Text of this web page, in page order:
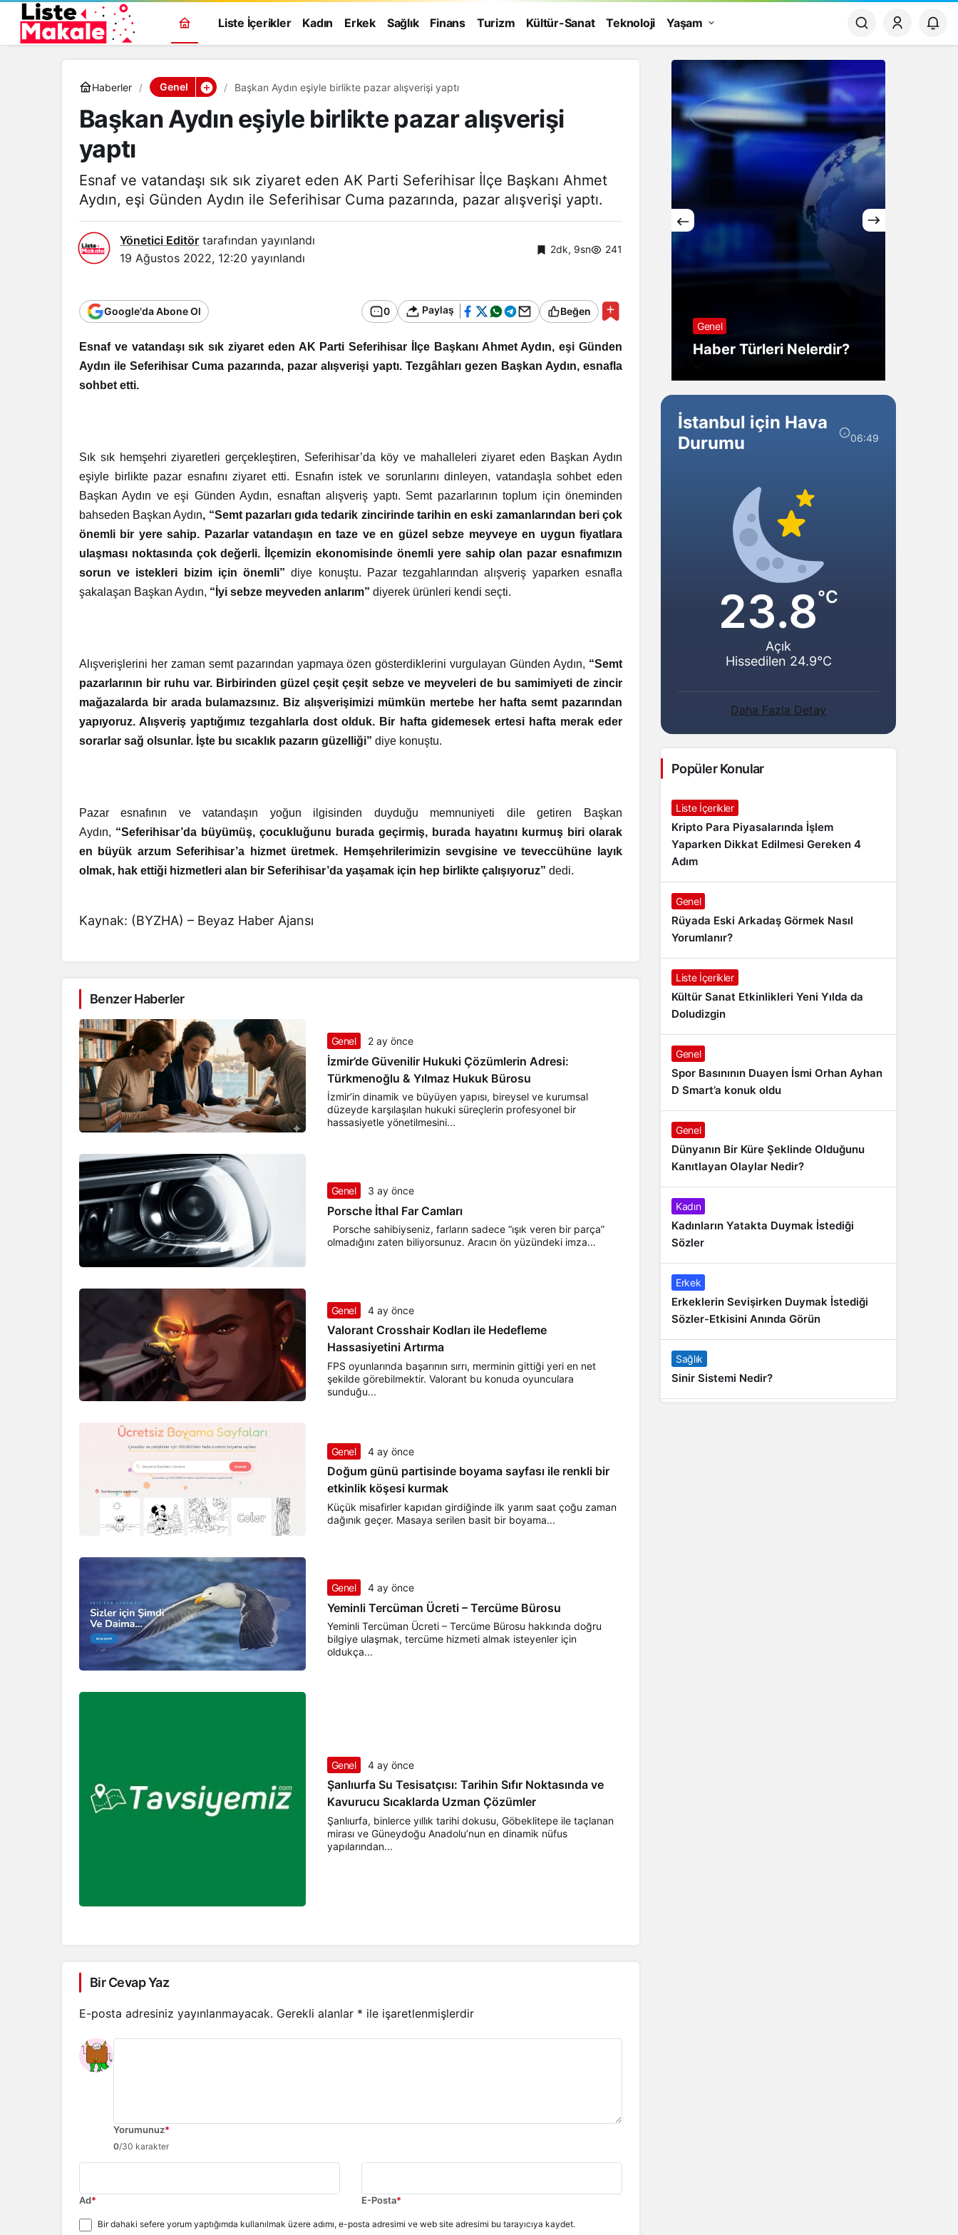
Liste İçerikler Kadın Erkek Sağlık Finans Turizm Kültür-Sanat Teknoloji Yaşam
Haberler Genel Başkan Aydın eşiyle birlikte pazar alışverişi yaptı
Başkan Aydın eşiyle birlikte pazar alışverişi
yaptı
Esnaf ve vatandaşı sık sık ziyaret eden AK Parti Seferihisar İlçe Başkanı Ahmet
Aydın, eşi Günden Aydın ile Seferihisar Cuma pazarında, pazar alışverişi yaptı.
Yönetici Editör tarafından yayınlandı
19 Ağustos 2022, 12:20 yayınlandı
2dk, 9sn 241
Google'da Abone Ol 0 Paylaş Beğen
Esnaf ve vatandaşı sık sık ziyaret eden AK Parti Seferihisar İlçe Başkanı Ahmet Aydın, eşi Günden
Aydın ile Seferihisar Cuma pazarında, pazar alışverişi yaptı. Tezgâhları gezen Başkan Aydın, esnafla
sohbet etti.
Sık sık hemşehri ziyaretleri gerçekleştiren, Seferihisar’da köy ve mahalleleri ziyaret eden Başkan Aydın
eşiyle birlikte pazar esnafını ziyaret etti. Esnafın istek ve sorunlarını dinleyen, vatandaşla sohbet eden
Başkan Aydın ve eşi Günden Aydın, esnaftan alışveriş yaptı. Semt pazarlarının toplum için öneminden
bahseden Başkan Aydın, “Semt pazarları gıda tedarik zincirinde tarihin en eski zamanlarından beri çok
önemli bir yere sahip. Pazarlar vatandaşın en taze ve en güzel sebze meyveye en uygun fiyatlara
ulaşması noktasında çok değerli. İlçemizin ekonomisinde önemli yere sahip olan pazar esnafımızın
sorun ve istekleri bizim için önemli” diye konuştu. Pazar tezgahlarından alışveriş yaparken esnafla
şakalaşan Başkan Aydın, “İyi sebze meyveden anlarım” diyerek ürünleri kendi seçti.
Alışverişlerini her zaman semt pazarından yapmaya özen gösterdiklerini vurgulayan Günden Aydın, “Semt
pazarlarının bir ruhu var. Birbirinden güzel çeşit çeşit sebze ve meyveleri de bu samimiyeti de zincir
mağazalarda bir arada bulamazsınız. Biz alışverişimizi mümkün mertebe her hafta semt pazarından
yapıyoruz. Alışveriş yaptığımız tezgahlarla dost olduk. Bir hafta gidemesek ertesi hafta merak eder
sorarlar sağ olsunlar. İşte bu sıcaklık pazarın güzelliği” diye konuştu.
Pazar esnafının ve vatandaşın yoğun ilgisinden duyduğu memnuniyeti dile getiren Başkan
Aydın, “Seferihisar’da büyümüş, çocukluğunu burada geçirmiş, burada hayatını kurmuş biri olarak
en büyük arzum Seferihisar’a hizmet üretmek. Hemşehrilerimizin sevgisine ve teveccühüne layık
olmak, hak ettiği hizmetleri alan bir Seferihisar’da yaşamak için hep birlikte çalışıyoruz” dedi.
Kaynak: (BYZHA) – Beyaz Haber Ajansı
Benzer Haberler
Genel 2 ay önce
İzmir’de Güvenilir Hukuki Çözümlerin Adresi:
Türkmenoğlu & Yılmaz Hukuk Bürosu
İzmir’in dinamik ve büyüyen yapısı, bireysel ve kurumsal
düzeyde karşılaşılan hukuki süreçlerin profesyonel bir
hassasiyetle yönetilmesini...
Genel 3 ay önce
Porsche İthal Far Camları
Porsche sahibiyseniz, farların sadece “ışık veren bir parça”
olmadığını zaten biliyorsunuz. Aracın ön yüzündeki imza...
Genel 4 ay önce
Valorant Crosshair Kodları ile Hedefleme
Hassasiyetini Artırma
FPS oyunlarında başarının sırrı, merminin gittiği yeri en net
şekilde görebilmektir. Valorant bu konuda oyunculara
sunduğu...
Genel 4 ay önce
Doğum günü partisinde boyama sayfası ile renkli bir
etkinlik köşesi kurmak
Küçük misafirler kapıdan girdiğinde ilk yarım saat çoğu zaman
dağınık geçer. Masaya serilen basit bir boyama...
Genel 4 ay önce
Yeminli Tercüman Ücreti – Tercüme Bürosu
Yeminli Tercüman Ücreti – Tercüme Bürosu hakkında doğru
bilgiye ulaşmak, tercüme hizmeti almak isteyenler için
oldukça...
Genel 4 ay önce
Şanlıurfa Su Tesisatçısı: Tarihin Sıfır Noktasında ve
Kavurucu Sıcaklarda Uzman Çözümler
Şanlıurfa, binlerce yıllık tarihi dokusu, Göbeklitepe ile taçlanan
mirası ve Güneydoğu Anadolu’nun en dinamik nüfus
yapılarından...
Bir Cevap Yaz
E-posta adresiniz yayınlanmayacak. Gerekli alanlar * ile işaretlenmişlerdir
Yorumunuz*
0/30 karakter
Ad* E-Posta*
Bir dahaki sefere yorum yaptığımda kullanılmak üzere adımı, e-posta adresimi ve web site adresimi bu tarayıcıya kaydet.
Genel
Zaman Bağlanır?
Genel
Haber Türleri Nelerdir?
İstanbul için Hava
Durumu
06:49
23.8°C
Açık
Hissedilen 24.9°C
Daha Fazla Detay
Popüler Konular
Liste İçerikler
Kripto Para Piyasalarında İşlem
Yaparken Dikkat Edilmesi Gereken 4
Adım
Genel
Rüyada Eski Arkadaş Görmek Nasıl
Yorumlanır?
Liste İçerikler
Kültür Sanat Etkinlikleri Yeni Yılda da
Doludizgin
Genel
Spor Basınının Duayen İsmi Orhan Ayhan
D Smart’a konuk oldu
Genel
Dünyanın Bir Küre Şeklinde Olduğunu
Kanıtlayan Olaylar Nedir?
Kadın
Kadınların Yatakta Duymak İstediği
Sözler
Erkek
Erkeklerin Sevişirken Duymak İstediği
Sözler-Etkisini Anında Görün
Sağlık
Sinir Sistemi Nedir?